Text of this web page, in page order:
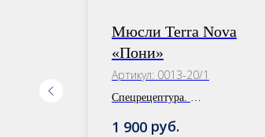
Мюсли Terra Nova
«Пони»
Артикул: 0013-20/1
Спецрецептура.
1 900 руб.